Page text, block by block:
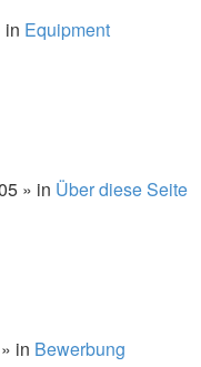
in Equipment
» in Über diese Seite
» in Bewerbung